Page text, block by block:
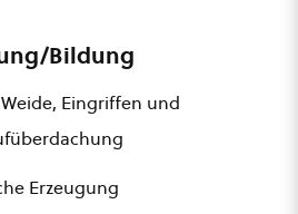
Bildung
Eingriffen und
Erzeugung